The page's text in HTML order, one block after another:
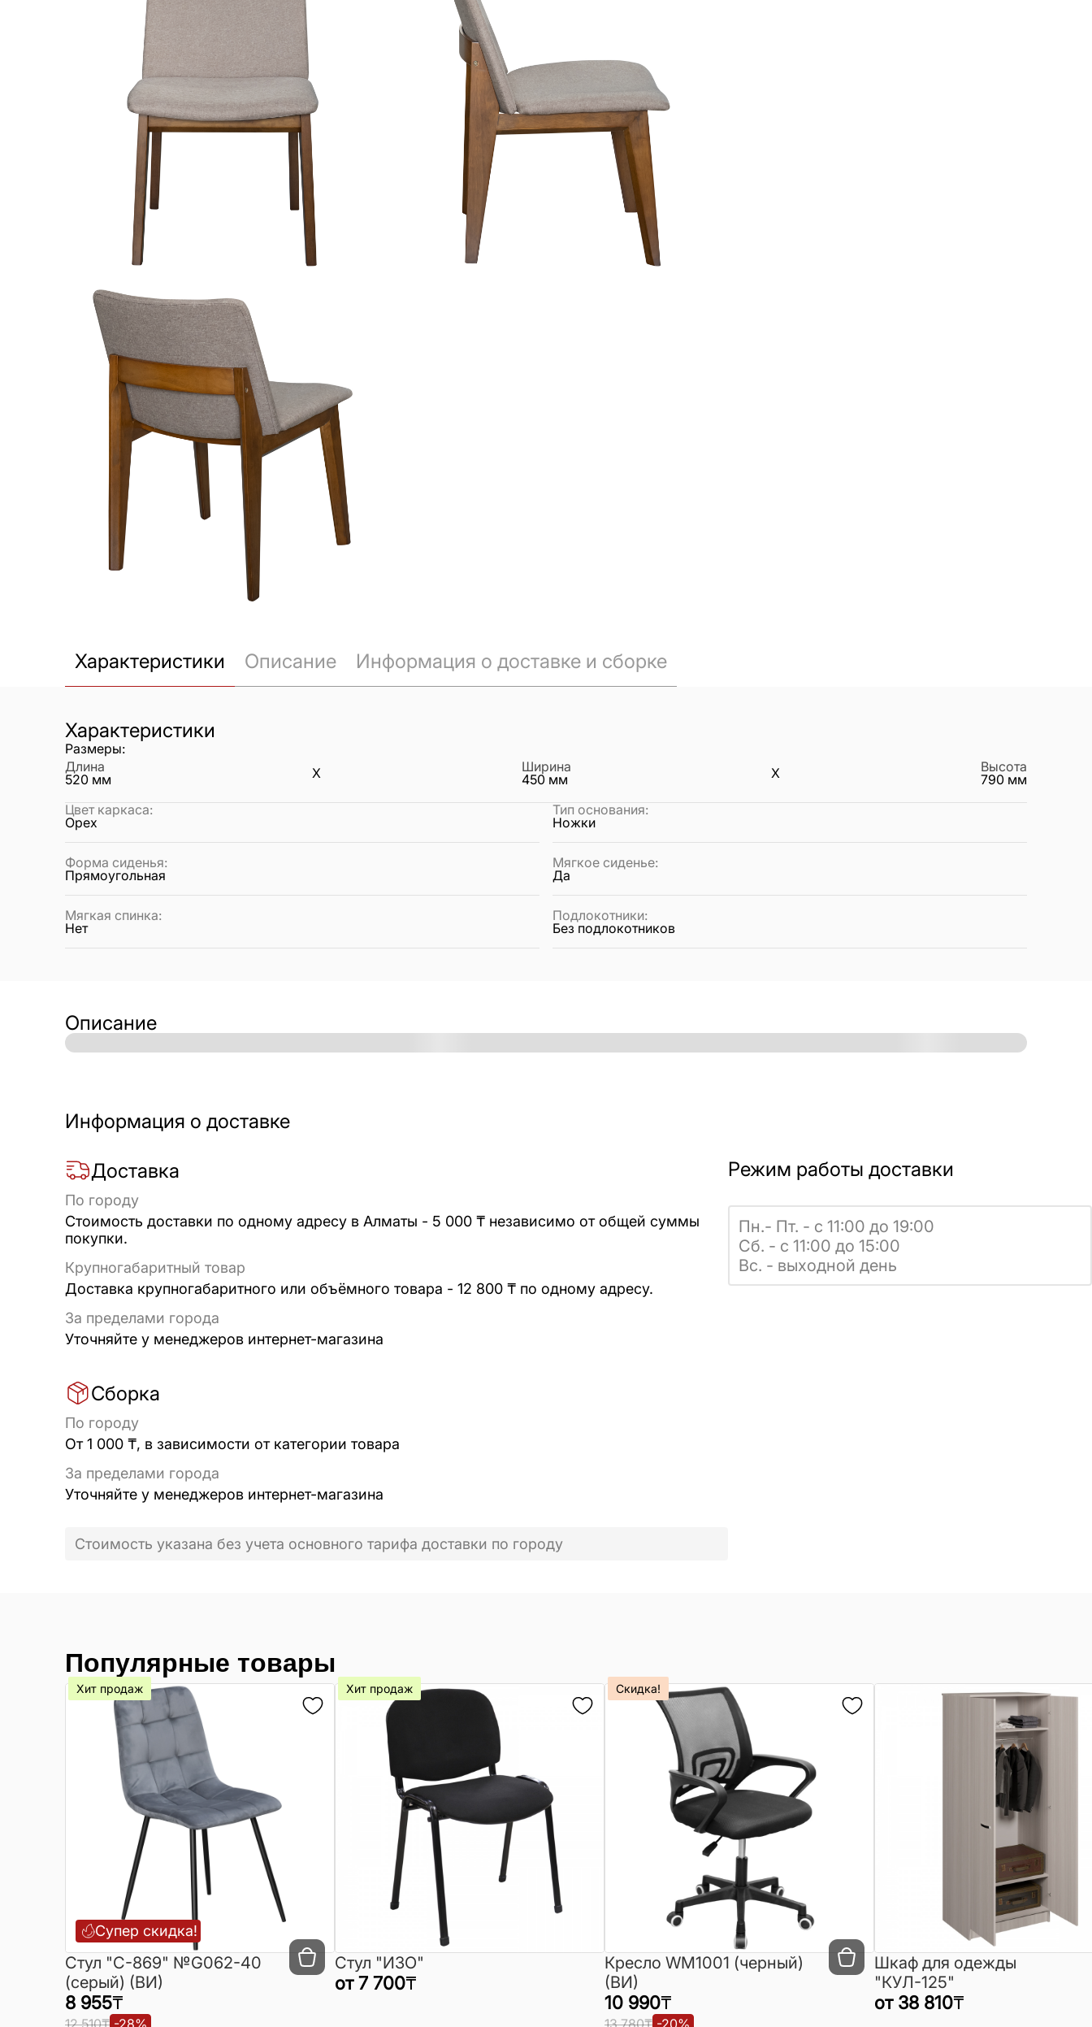
Характеристики Описание Информация о доставке и сборке
Характеристики
Размеры:
Длина
520 мм X
Ширина
450 мм X
Высота
790 мм
Цвет каркаса:
Орех
Тип основания:
Ножки
Форма сиденья:
Прямоугольная
Мягкое сиденье:
Да
Мягкая спинка:
Нет
Подлокотники:
Без подлокотников
Описание
Информация о доставке
Доставка
По городу
Стоимость доставки по одному адресу в Алматы - 5 000 ₸ независимо от общей суммы
покупки.
Крупногабаритный товар
Доставка крупногабаритного или объёмного товара - 12 800 ₸ по одному адресу.
За пределами города
Уточняйте у менеджеров интернет-магазина
Сборка
По городу
От 1 000 ₸, в зависимости от категории товара
За пределами города
Уточняйте у менеджеров интернет-магазина
Стоимость указана без учета основного тарифа доставки по городу
Режим работы доставки
Пн.- Пт. - с 11:00 до 19:00
Сб. - с 11:00 до 15:00
Вс. - выходной день
Популярные товары
Супер скидка!
Хит продаж
Cтул "C-869" №G062-40
(серый) (ВИ)
8 955₸
Хит продаж
Стул "ИЗО"
от 7 700₸
Скидка!
Кресло WM1001 (черный)
(ВИ)
10 990₸
Шкаф для одежды
"КУЛ-125"
от 38 810₸